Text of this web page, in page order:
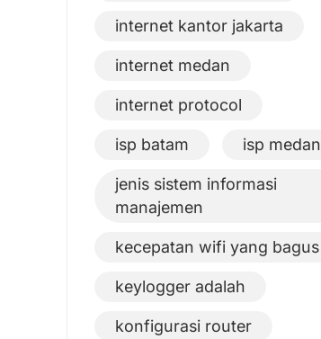
internet kantor jakarta
internet medan
internet protocol
isp batam isp medan
jenis sistem informasi
manajemen
kecepatan wifi yang bagus
keylogger adalah
konfigurasi router